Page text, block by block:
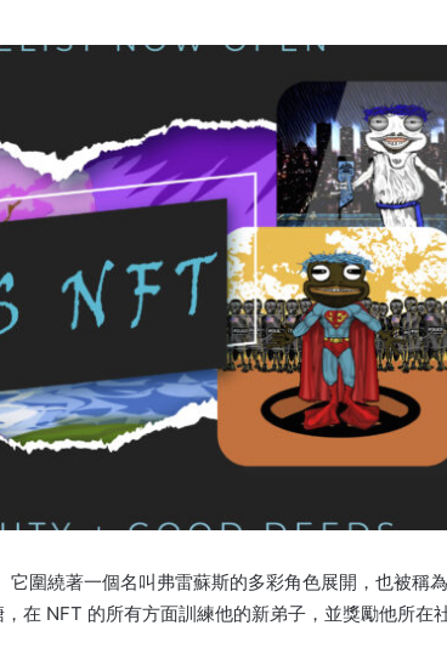
它圍繞著一個名叫弗雷蘇斯的多彩角色展開，也被稱為
在 NFT 的所有方面訓練他的新弟子，並獎勵他所在